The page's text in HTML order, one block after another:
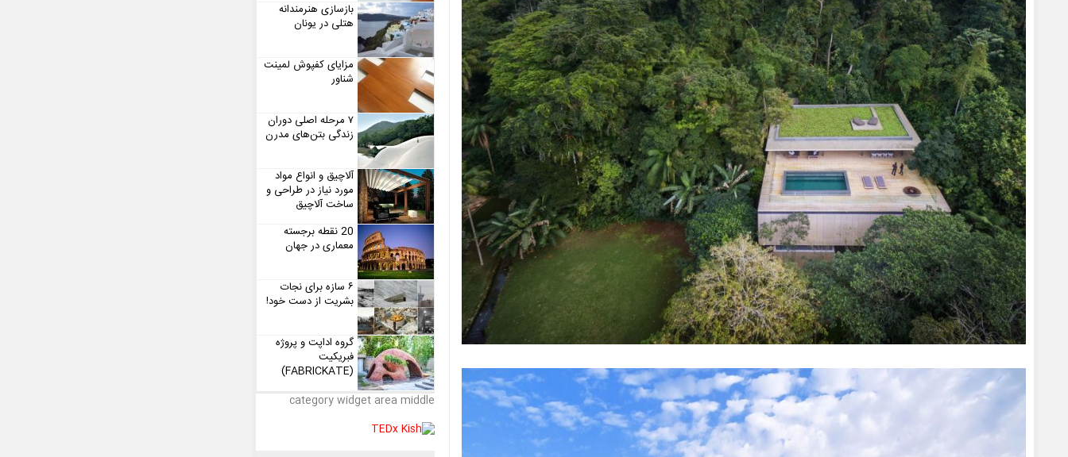
بازسازی هنرمندانه
هتلی در یونان
مزایای کفپوش لمینت
شناور
۷ مرحله اصلی دوران
زندگی بتن‌های مدرن
آلاچیق و انواع مواد
مورد نیاز در طراحی و
ساخت آلاچیق
20 نقطه برجسته
معماری در جهان
۶ سازه برای نجات
بشریت از دست خود!
گروه اداپت و پروژه
فبریکیت
(FABRICKATE)
category widget area middle